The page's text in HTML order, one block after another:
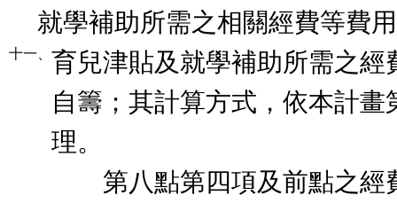
就學補助所需之相關經費等費
十一、 育兒津貼及就學補助所需之經
自籌；其計算方式，依本計
理。
第八點第四項及前點之經